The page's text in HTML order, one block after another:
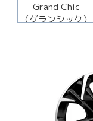
Grand Chic
（グランシック）